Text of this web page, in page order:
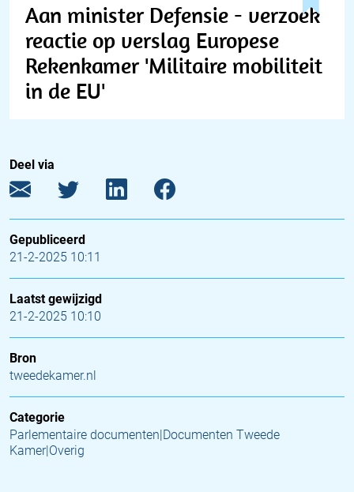
Aan minister Defensie - verzoek
reactie op verslag Europese
Rekenkamer 'Militaire mobiliteit
in de EU'
Deel via
Gepubliceerd
21-2-2025 10:11
Laatst gewijzigd
21-2-2025 10:10
Bron
tweedekamer.nl
Categorie
Parlementaire documenten|Documenten Tweede
Kamer|Overig